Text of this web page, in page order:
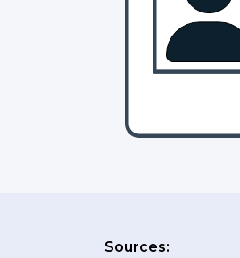
Sources: